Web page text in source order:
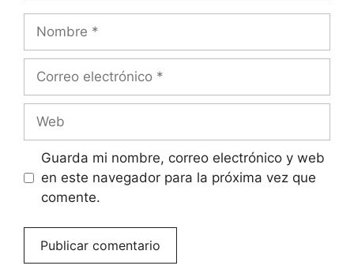
electrónico
Guarda mi nombre, correo electrónico y web
en este navegador para la próxima vez que
comente.